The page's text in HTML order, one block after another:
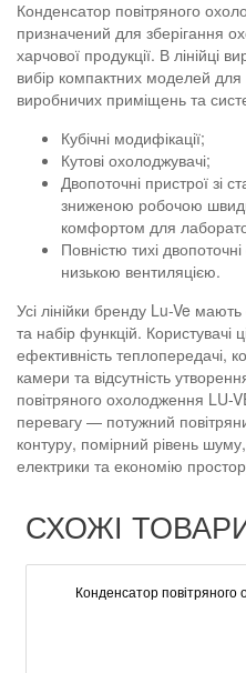
Конденсатор повітряного
призначений для зберігання
харчової продукції. В лінійці
вибір компактних моделей
виробничих приміщень та
Кубічні модифікації;
Кутові охолоджувачі;
Двопоточні пристрої зі
зниженою робочою
комфортом для
Повністю тихі
низькою вентиляцією.
Усі лінійки бренду Lu-Ve
та набір функцій. Користувачі
ефективність теплопередачі,
камери та відсутність
повітряного охолодження LU-
перевагу — потужний
контуру, помірний рівень
електрики та економію
СХОЖІ
Конденсатор